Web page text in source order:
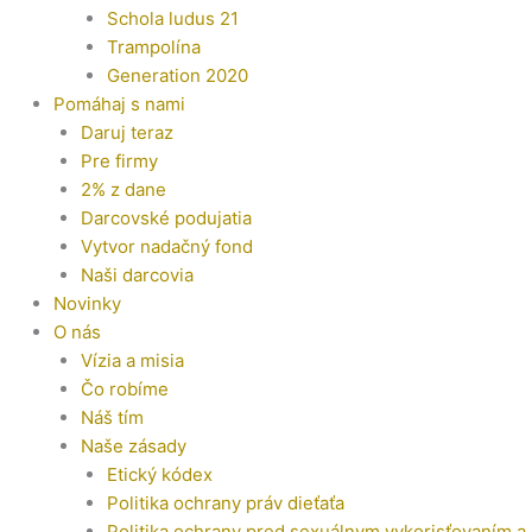
Schola ludus 21
Trampolína
Generation 2020
Pomáhaj s nami
Daruj teraz
Pre firmy
2% z dane
Darcovské podujatia
Vytvor nadačný fond
Naši darcovia
Novinky
O nás
Vízia a misia
Čo robíme
Náš tím
Naše zásady
Etický kódex
Politika ochrany práv dieťaťa